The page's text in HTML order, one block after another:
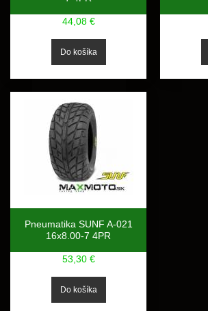
44,08 €
Pneumatika SUNF A-021
16x8.00-7 4PR
53,30 €